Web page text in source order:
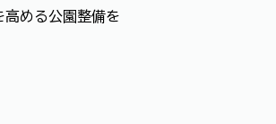
める公園整備を